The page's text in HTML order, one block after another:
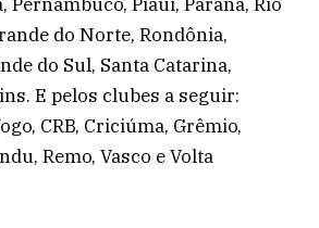
do Norte, Rondônia,
do Sul, Santa Catarina,
E pelos clubes a seguir:
CRB, Criciúma, Grêmio,
Remo, Vasco e Volta